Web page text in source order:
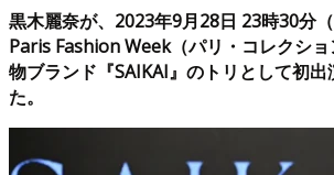
黒木麗奈が、2023年9月28日 23時30分
Paris Fashion Week（パリ・コレクシ
物ブランド『SAIKAI』のトリとして初出
た。